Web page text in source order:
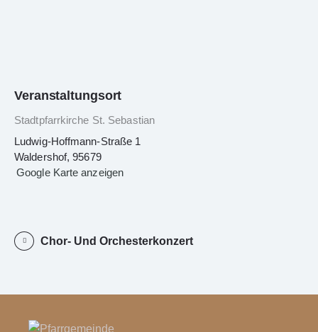
Veranstaltungsort
Stadtpfarrkirche St. Sebastian
Ludwig-Hoffmann-Straße 1
Waldershof, 95679
Google Karte anzeigen
Chor- Und Orchesterkonzert